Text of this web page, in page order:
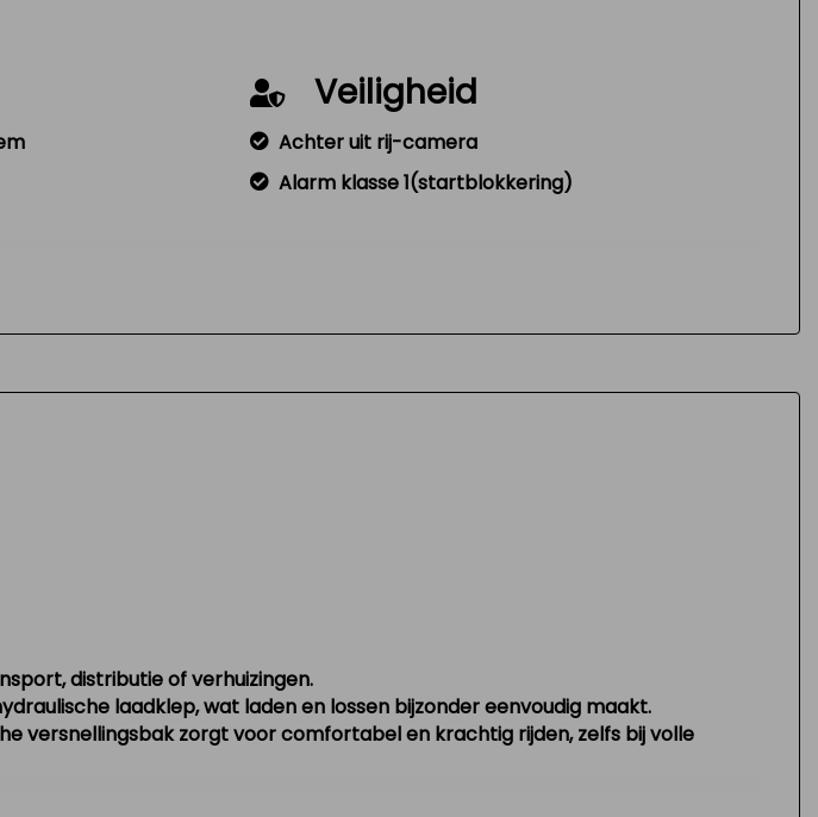
Veiligheid
Achter uit rij-camera
Alarm klasse 1(startblokkering)
distributie of verhuizingen.
laadklep, wat laden en lossen bijzonder eenvoudig maakt.
versnellingsbakzorgt voor comfortabel en krachtig rijden, zelfs bij volle